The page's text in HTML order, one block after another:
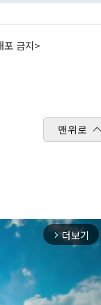
포 금지>
맨위로
arrow_forward_ios 더보기